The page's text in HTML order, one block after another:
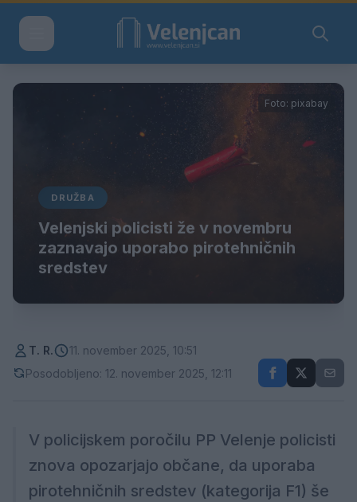
Foto: pixabay
DRUŽBA
Velenjski policisti že v novembru
zaznavajo uporabo pirotehničnih
sredstev
T. R.
11. november 2025, 10:51
Posodobljeno: 12. november 2025, 12:11
V policijskem poročilu PP Velenje policisti
znova opozarjajo občane, da uporaba
pirotehničnih sredstev (kategorija F1) še